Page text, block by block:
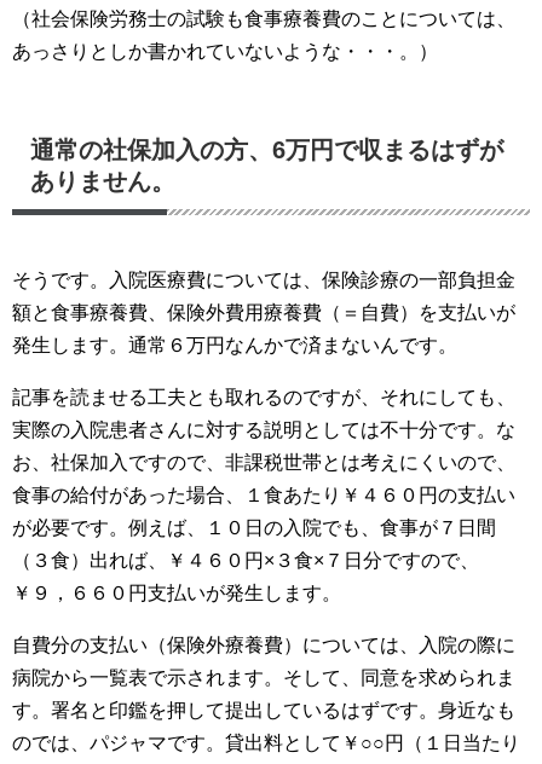
（社会保険労務士の試験も食事療養費のことについては、
あっさりとしか書かれていないような・・・。）
通常の社保加入の方、6万円で収まるはずが
ありません。
そうです。入院医療費については、保険診療の一部負担金
額と食事療養費、保険外費用療養費（＝自費）を支払いが
発生します。通常６万円なんかで済まないんです。
記事を読ませる工夫とも取れるのですが、それにしても、
実際の入院患者さんに対する説明としては不十分です。な
お、社保加入ですので、非課税世帯とは考えにくいので、
食事の給付があった場合、１食あたり￥４６０円の支払い
が必要です。例えば、１０日の入院でも、食事が７日間
（３食）出れば、￥４６０円×３食×７日分ですので、
￥９，６６０円支払いが発生します。
自費分の支払い（保険外療養費）については、入院の際に
病院から一覧表で示されます。そして、同意を求められま
す。署名と印鑑を押して提出しているはずです。身近なも
のでは、パジャマです。貸出料として￥○○円（１日当たり
交通事故後遺障害等認定申請書提出・自賠責請求の
相続業務（書類作成）
遺言・相続・終末期/緩和医療・介護・ｴﾝﾃﾞｨﾝｸﾞﾉ
ｰﾄ・各手続き
許認可申請業務
会社・法人設立関係
建設業関連
産業廃棄物等許可関係
運送許可関係
相談業務